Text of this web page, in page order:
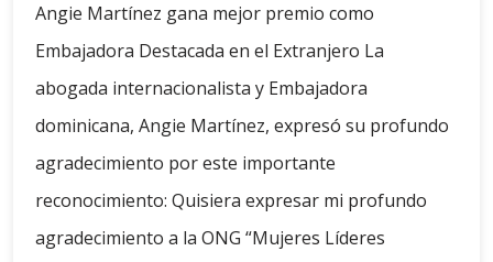
Angie Martínez gana mejor premio como
Embajadora Destacada en el Extranjero La
abogada internacionalista y Embajadora
dominicana, Angie Martínez, expresó su profundo
agradecimiento por este importante
reconocimiento: Quisiera expresar mi profundo
agradecimiento a la ONG “Mujeres Líderes